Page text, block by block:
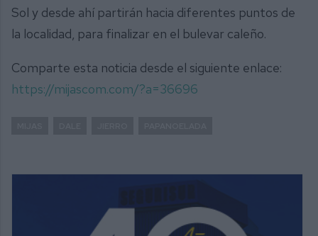
Sol y desde ahí partirán hacia diferentes puntos de
la localidad, para finalizar en el bulevar caleño.
Comparte esta noticia desde el siguiente enlace:
https://mijascom.com/?a=36696